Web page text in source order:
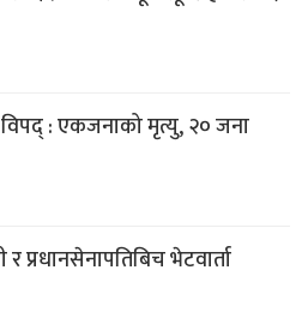
: एकजनाको मृत्यु, २० जना
र प्रधानसेनापतिबिच भेटवार्ता